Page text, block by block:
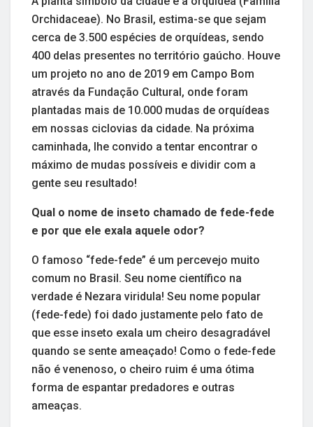
Orchidaceae). No Brasil, estima-se que sejam
cerca de 3.500 espécies de orquídeas, sendo
400 delas presentes no território gaúcho. Houve
um projeto no ano de 2019 em Campo Bom
através da Fundação Cultural, onde foram
plantadas mais de 10.000 mudas de orquídeas
em nossas ciclovias da cidade. Na próxima
caminhada, lhe convido a tentar encontrar o
máximo de mudas possíveis e dividir com a
gente seu resultado!
Qual o nome de inseto chamado de fede-fede
e por que ele exala aquele odor?
O famoso “fede-fede” é um percevejo muito
comum no Brasil. Seu nome científico na
verdade é Nezara viridula! Seu nome popular
(fede-fede) foi dado justamente pelo fato de
que esse inseto exala um cheiro desagradável
quando se sente ameaçado! Como o fede-fede
não é venenoso, o cheiro ruim é uma ótima
forma de espantar predadores e outras
ameaças.